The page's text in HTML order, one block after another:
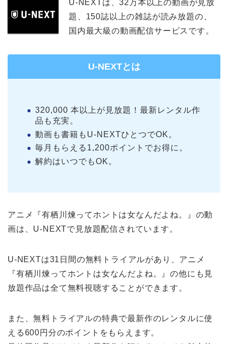
U-NEXTは、32万本以上の動画が見放
題、150誌以上の雑誌が読み放題の、
国内最大級の動画配信サービスです。
U-NEXTとは
320,000 本以上が見放題！最新レンタル作
品も充実。
動画も書籍もU-NEXTひとつでOK。
毎月もらえる1,200ポイントでお得に。
解約はいつでもOK。
アニメ『有栖川煉ってホントは女なんだよね。』の動
画は、U-NEXTで見放題配信されています。
U-NEXTは31日間の無料トライアルがあり、アニメ
『有栖川煉ってホントは女なんだよね。』の他にも見
放題作品は全て無料視聴することができます。
また、無料トライアルの特典で最新作のレンタルに使
える600円分のポイントをもらえます。